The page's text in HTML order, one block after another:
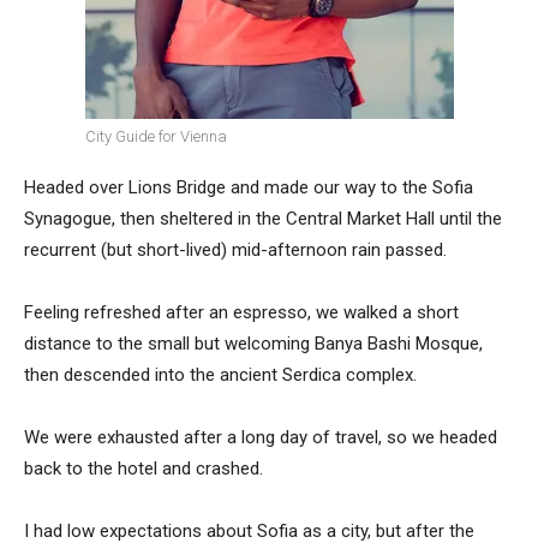
City Guide for Vienna
Headed over Lions Bridge and made our way to the Sofia
Synagogue, then sheltered in the Central Market Hall until the
recurrent (but short-lived) mid-afternoon rain passed.
Feeling refreshed after an espresso, we walked a short
distance to the small but welcoming Banya Bashi Mosque,
then descended into the ancient Serdica complex.
We were exhausted after a long day of travel, so we headed
back to the hotel and crashed.
I had low expectations about Sofia as a city, but after the